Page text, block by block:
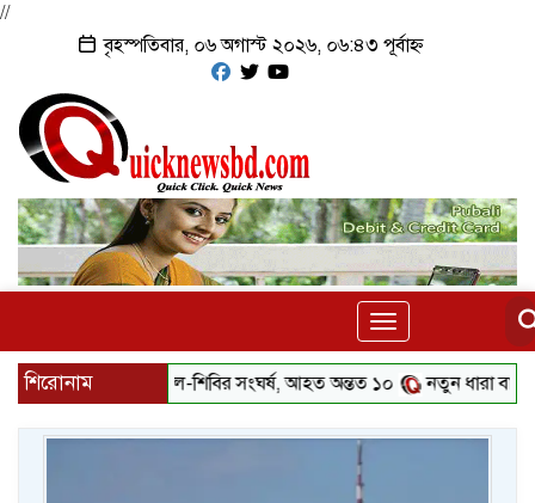
//
বৃহস্পতিবার, ০৬ অগাস্ট ২০২৬, ০৬:৪৩ পূর্বাহ্ন
Toggle
navigation
শিরোনামছাত্রদল-শিবির সংঘর্ষ, আহত অন্তত ১০ নতুন ধারা বাংলাদেশ’র